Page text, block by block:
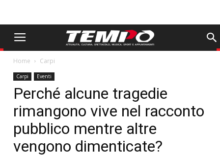
Home Carpi
Carpi Eventi
Perché alcune tragedie
rimangono vive nel racconto
pubblico mentre altre
vengono dimenticate?